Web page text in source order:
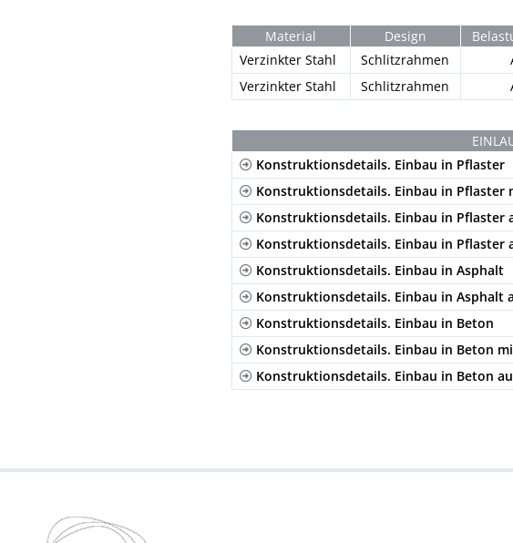
Material Design
Verzinkter Stahl
Schlitzrahmen
Verzinkter Stahl
Schlitzrahmen
Konstruktionsdetails. Einbau in Pflaster
Konstruktionsdetails. Einbau in Pflaster
Konstruktionsdetails. Einbau in Pflaster
Konstruktionsdetails. Einbau in Pflaster
Konstruktionsdetails. Einbau in Asphalt
Konstruktionsdetails. Einbau in Asphalt
Konstruktionsdetails. Einbau in Beton
Konstruktionsdetails. Einbau in Beton
Konstruktionsdetails. Einbau in Beton